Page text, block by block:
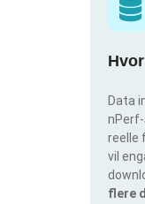
Data
reelle
vil
flere